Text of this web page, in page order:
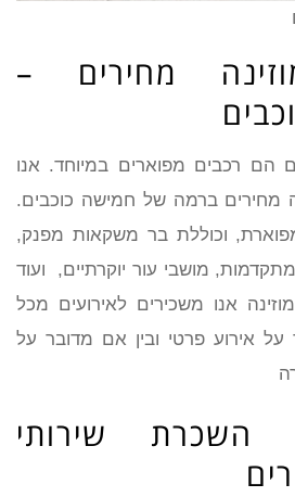
מחירים –
הם רכבים מפוארים במיוחד. אנו
מחירים ברמה של חמישה כוכבים.
וכוללת בר משקאות מפנק,
מושבי עור יוקרתיים, ועוד
אנו משכירים לאירועים מכל
על אירוע פרטי ובין אם מדובר על
השכרת שירותי